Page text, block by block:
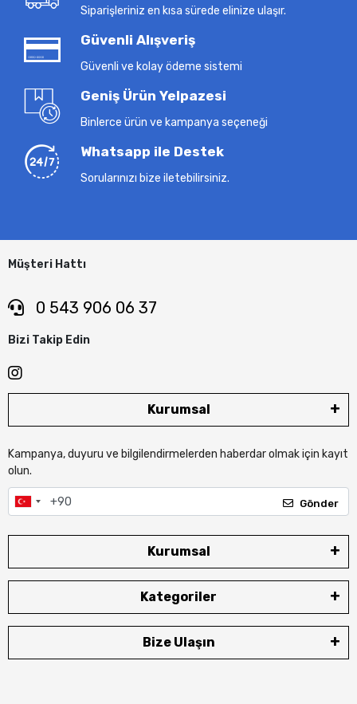
Siparişleriniz en kısa sürede elinize ulaşır.
Güvenli Alışveriş
Güvenli ve kolay ödeme sistemi
Geniş Ürün Yelpazesi
Binlerce ürün ve kampanya seçeneği
Whatsapp ile Destek
Sorularınızı bize iletebilirsiniz.
Müşteri Hattı
0 543 906 06 37
Bizi Takip Edin
Kurumsal
Kampanya, duyuru ve bilgilendirmelerden haberdar olmak için kayıt
olun.
Gönder
Kurumsal
Kategoriler
Bize Ulaşın